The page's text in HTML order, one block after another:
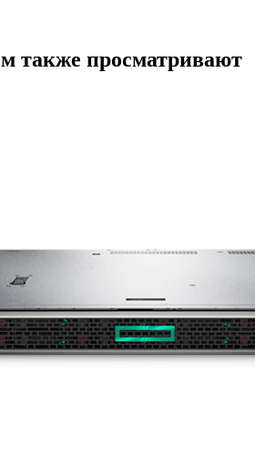
также просматривают